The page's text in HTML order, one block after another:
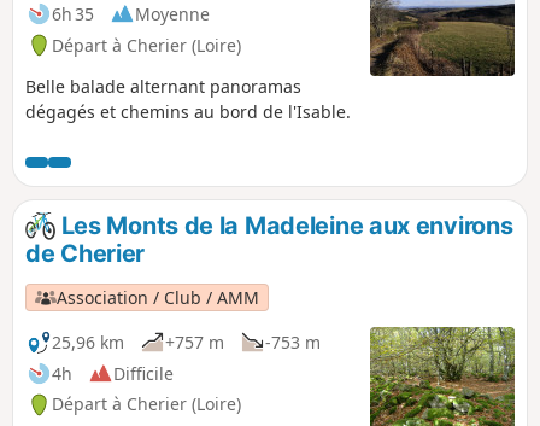
6h 35
Moyenne
Départ à Cherier (Loire)
Belle balade alternant panoramas
dégagés et chemins au bord de l'Isable.
Les Monts de la Madeleine aux environs
de Cherier
Association / Club / AMM
25,96 km
+757 m
-753 m
4h
Difficile
Départ à Cherier (Loire)